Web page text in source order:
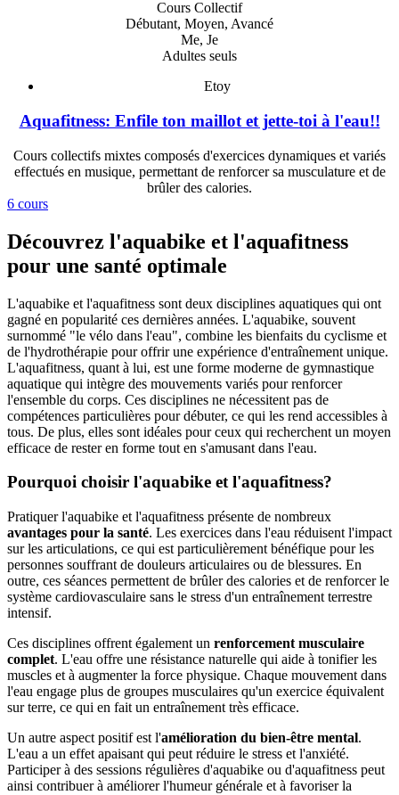
Cours Collectif
Débutant, Moyen, Avancé
Me, Je
Adultes seuls
Etoy
Aquafitness: Enfile ton maillot et jette-toi à l'eau!!
Cours collectifs mixtes composés d'exercices dynamiques et variés
effectués en musique, permettant de renforcer sa musculature et de
brûler des calories.
6 cours
Découvrez l'aquabike et l'aquafitness
pour une santé optimale
L'aquabike et l'aquafitness sont deux disciplines aquatiques qui ont
gagné en popularité ces dernières années. L'aquabike, souvent
surnommé "le vélo dans l'eau", combine les bienfaits du cyclisme et
de l'hydrothérapie pour offrir une expérience d'entraînement unique.
L'aquafitness, quant à lui, est une forme moderne de gymnastique
aquatique qui intègre des mouvements variés pour renforcer
l'ensemble du corps. Ces disciplines ne nécessitent pas de
compétences particulières pour débuter, ce qui les rend accessibles à
tous. De plus, elles sont idéales pour ceux qui recherchent un moyen
efficace de rester en forme tout en s'amusant dans l'eau.
Pourquoi choisir l'aquabike et l'aquafitness?
Pratiquer l'aquabike et l'aquafitness présente de nombreux
avantages pour la santé. Les exercices dans l'eau réduisent l'impact
sur les articulations, ce qui est particulièrement bénéfique pour les
personnes souffrant de douleurs articulaires ou de blessures. En
outre, ces séances permettent de brûler des calories et de renforcer le
système cardiovasculaire sans le stress d'un entraînement terrestre
intensif.
Ces disciplines offrent également un renforcement musculaire
complet. L'eau offre une résistance naturelle qui aide à tonifier les
muscles et à augmenter la force physique. Chaque mouvement dans
l'eau engage plus de groupes musculaires qu'un exercice équivalent
sur terre, ce qui en fait un entraînement très efficace.
Un autre aspect positif est l'amélioration du bien-être mental.
L'eau a un effet apaisant qui peut réduire le stress et l'anxiété.
Participer à des sessions régulières d'aquabike ou d'aquafitness peut
ainsi contribuer à améliorer l'humeur générale et à favoriser la